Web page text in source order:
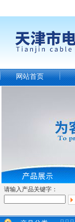
网站首页
请输入产品关键字：